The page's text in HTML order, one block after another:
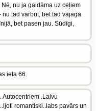
nu ja gaidāma uz ceļiem
tad varbūt, bet tad vajaga
bet pasen jau. Sūdīgi,
iela 66.
Autocentriem .Laivu
romantiski..labs pavārs un